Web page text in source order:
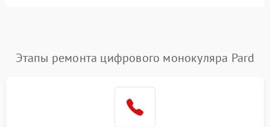
Этапы ремонта цифрового монокуляра Pard